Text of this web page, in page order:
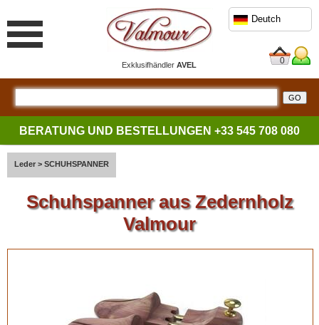
ExklusifhändlerAVEL
Deutch
0
BERATUNG UND BESTELLUNGEN +33 545 708 080
Leder > SCHUHSPANNER
Schuhspanner aus Zedernholz
Valmour